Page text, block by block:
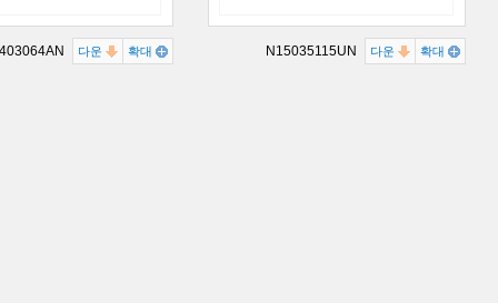
다운 확대 N15035115UN 다운 확대